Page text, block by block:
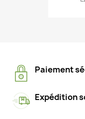
Paiement
Expédition